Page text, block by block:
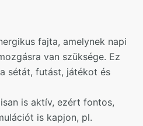
fajta, amelynek napi
van szüksége. Ez
sétát, futást, játékot és
is aktív, ezért fontos,
is kapjon, pl.